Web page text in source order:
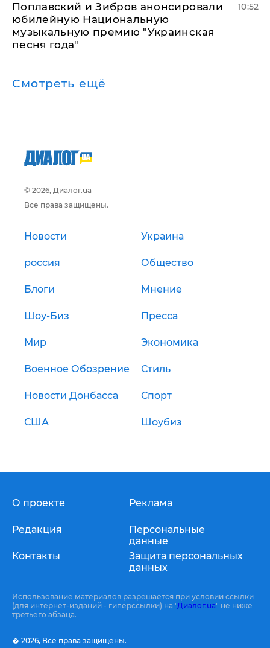
Поплавский и Зибров анонсировали
юбилейную Национальную
музыкальную премию "Украинская
песня года"
10:52
Смотреть ещё
© 2026, Диалог.ua
Все права защищены.
Новости Украина
россия Общество
Блоги Мнение
Шоу-Биз Пресса
Мир Экономика
Военное Обозрение Стиль
Новости Донбасса Спорт
США Шоубиз
О проекте
Редакция
Контакты
Реклама
Персональные
данные
Защита персональных
данных
Использование материалов разрешается при условии ссылки
(для интернет-изданий - гиперссылки) на "Диалог.ua" не ниже
третьего абзаца.
� 2026, Все права защищены.